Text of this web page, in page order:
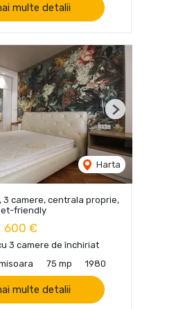
multe detalii
Harta
Next
3 camere, centrala proprie,
friendly
600 €
3 camere de închiriat
75 mp 1980
multe detalii